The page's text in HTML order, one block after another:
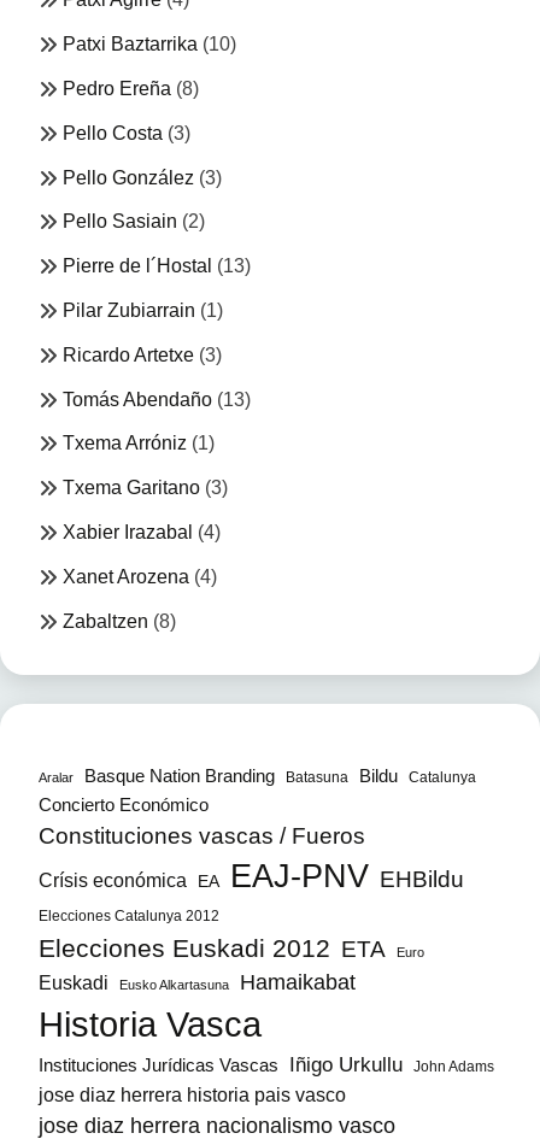
Patxi Baztarrika (10)
Pedro Ereña (8)
Pello Costa (3)
Pello González (3)
Pello Sasiain (2)
Pierre de l´Hostal (13)
Pilar Zubiarrain (1)
Ricardo Artetxe (3)
Tomás Abendaño (13)
Txema Arróniz (1)
Txema Garitano (3)
Xabier Irazabal (4)
Xanet Arozena (4)
Zabaltzen (8)
Aralar Basque Nation Branding Batasuna Bildu Catalunya
Concierto Económico
Constituciones vascas / Fueros
Crísis económica EA EAJ-PNV EHBildu
Elecciones Catalunya 2012
Elecciones Euskadi 2012 ETA Euro
Euskadi Eusko Alkartasuna Hamaikabat
Historia Vasca
Instituciones Jurídicas Vascas Iñigo Urkullu John Adams
jose diaz herrera historia pais vasco
jose diaz herrera nacionalismo vasco